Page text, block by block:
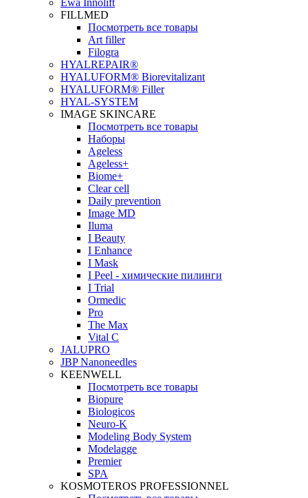
Ewa Innolift
FILLMED
Посмотреть все товары
Art filler
Filogra
НYALREPAIR®
HYALUFORM® Biorevitalizant
HYALUFORM® Filler
HYAL-SYSTEM
IMAGE SKINCARE
Посмотреть все товары
Наборы
Ageless
Ageless+
Biome+
Clear cell
Daily prevention
Image MD
Iluma
I Beauty
I Enhance
I Mask
I Peel - химические пилинги
I Trial
Ormedic
Pro
The Max
Vital C
JALUPRO
JBP Nanoneedles
KEENWELL
Посмотреть все товары
Biopure
Biologicos
Neuro‑K
Modeling Body System
Modelagge
Premier
SPA
KOSMOTEROS PROFESSIONNEL